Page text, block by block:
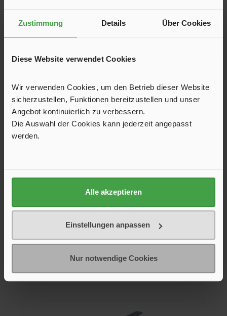
Zustimmung Details Über Cookies
Diese Website verwendet Cookies
Wir verwenden Cookies, um den Betrieb dieser Website
sicherzustellen, Funktionen bereitzustellen und unser
Angebot kontinuierlich zu verbessern.
Die Auswahl der Cookies kann jederzeit angepasst
werden.
Alle akzeptieren
Einstellungen anpassen
Nur notwendige Cookies
70 mm Durchmesserinklusive 2 Schlüsselnrobustes Gehäuse
das Verschließen verschiedener Gegenstände
9,95 €*